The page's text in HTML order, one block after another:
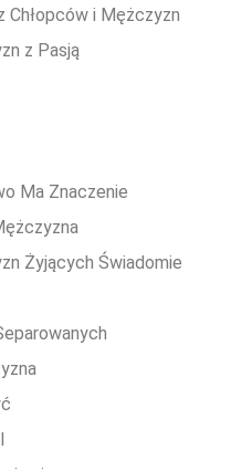
Chłopców i Mężczyzn
z Pasją
Ma Znaczenie
Żyjących Świadomie